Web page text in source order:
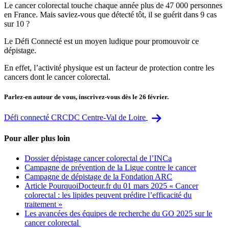
Le cancer colorectal touche chaque année plus de 47 000 personnes
en France. Mais saviez-vous que détecté tôt, il se guérit dans 9 cas
sur 10 ?
Le Défi Connecté est un moyen ludique pour promouvoir ce
dépistage.
En effet, l’activité physique est un facteur de protection contre les
cancers dont le cancer colorectal.
Parlez-en autour de vous, inscrivez-vous dès le 26 février.
Défi connecté CRCDC Centre-Val de Loire
Pour aller plus loin
Dossier dépistage cancer colorectal de l’INCa
Campagne de prévention de la Ligue contre le cancer
Campagne de dépistage de la Fondation ARC
Article PourquoiDocteur.fr du 01 mars 2025 « Cancer
colorectal : les lipides peuvent prédire l’efficacité du
traitement »
Les avancées des équipes de recherche du GO 2025 sur le
cancer colorectal